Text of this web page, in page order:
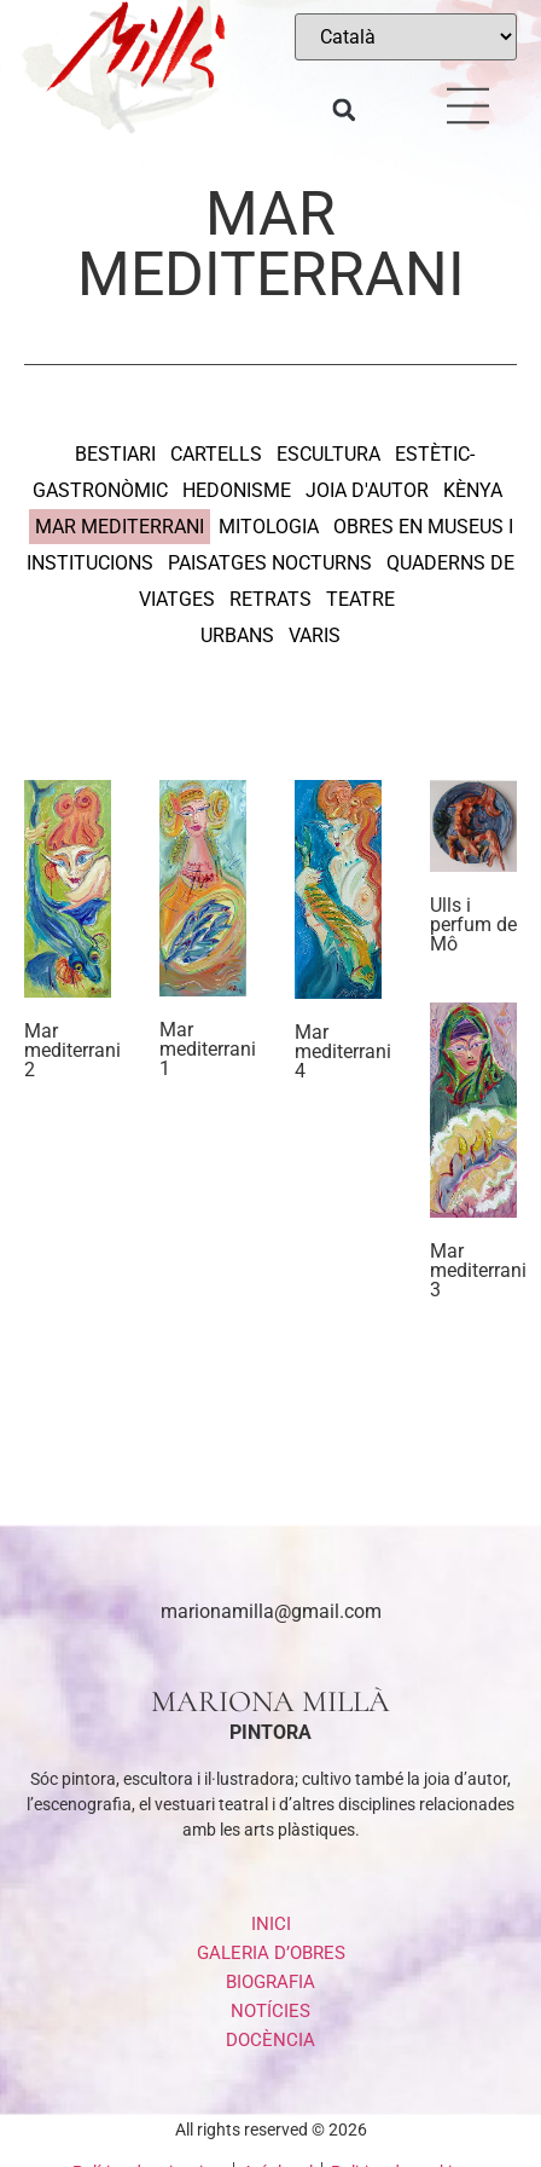
MAR
MEDITERRANI
BESTIARI CARTELLS ESCULTURA
ESTÈTIC-
GASTRONÒMIC
HEDONISME JOIA D'AUTOR
KÈNYA
MAR MEDITERRANI
MITOLOGIA
OBRES EN MUSEUS I
INSTITUCIONS
PAISATGES NOCTURNS
QUADERNS DE
VIATGES
RETRATS
TEATRE
URBANS
VARIS
Mar
mediterrani
2
Mar
mediterrani
1
Mar
mediterrani
4
Ulls i
perfum de
Mô
Mar
mediterrani
3
marionamilla@gmail.com
MARIONA MILLÀ
PINTORA
Sóc pintora, escultora i il·lustradora; cultivo també la joia d’autor,
l’escenografia, el vestuari teatral i d’altres disciplines relacionades
amb les arts plàstiques.
INICI
GALERIA D’OBRES
BIOGRAFIA
NOTÍCIES
DOCÈNCIA
All rights reserved © 2026